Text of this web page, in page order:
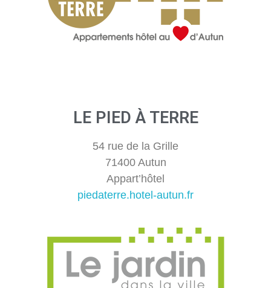
LE PIED À TERRE
54 rue de la Grille
71400 Autun
Appart’hôtel
piedaterre.hotel-autun.fr